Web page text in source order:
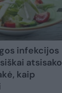
infekcijos
atsisako
kaip